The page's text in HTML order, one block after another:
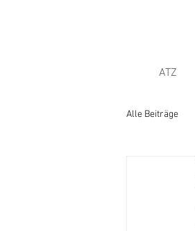
ATZ
Alle Beiträge